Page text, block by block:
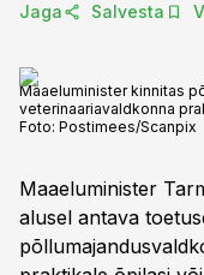
Jaga Salvesta
Maaeluminister kinnitas
veterinaariavaldkonna
Foto: Postimees/Scanpix
Maaeluminister
alusel antava